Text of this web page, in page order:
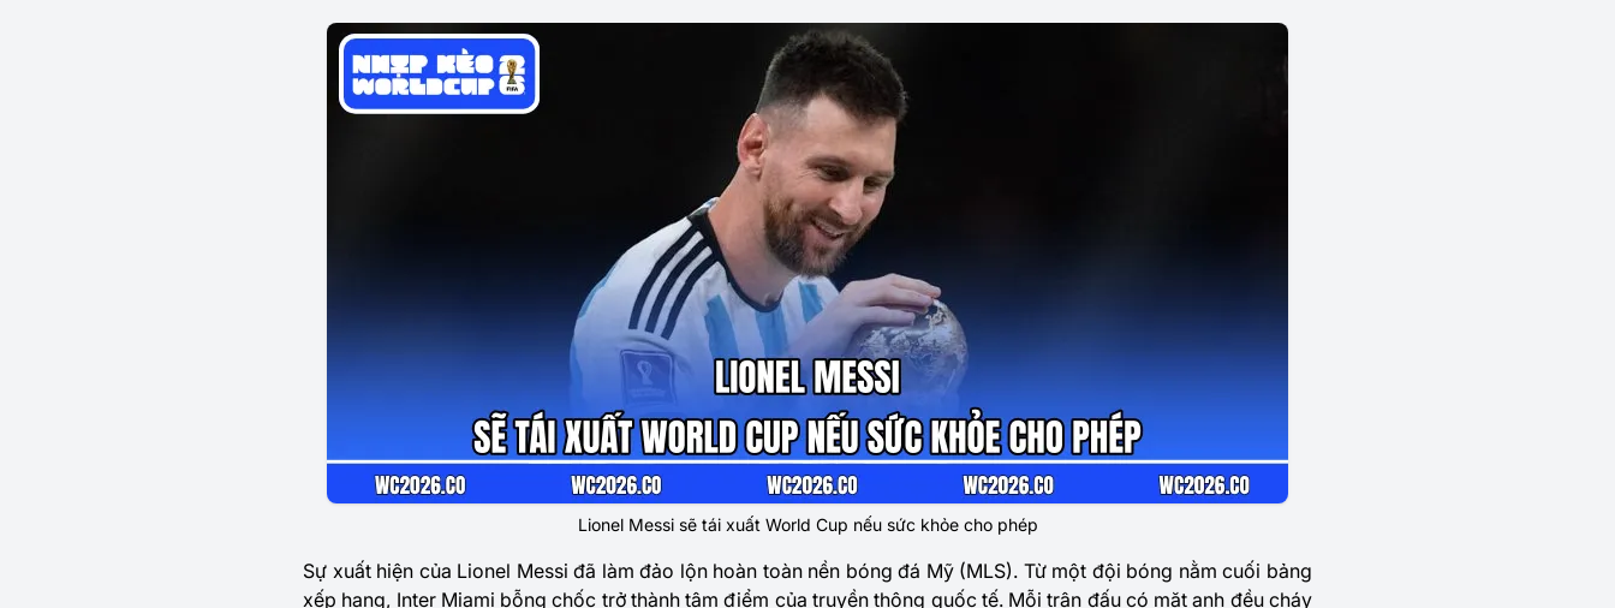
Lionel Messi sẽ tái xuất World Cup nếu sức khỏe cho phép
Sự xuất hiện của Lionel Messi đã làm đảo lộn hoàn toàn nền bóng đá Mỹ (MLS). Từ một đội bóng nằm cuối bảng
xếp hạng, Inter Miami bỗng chốc trở thành tâm điểm của truyền thông quốc tế. Mỗi trận đấu có mặt anh đều cháy